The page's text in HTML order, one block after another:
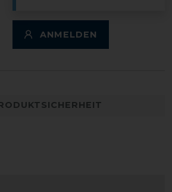
ANMELDEN